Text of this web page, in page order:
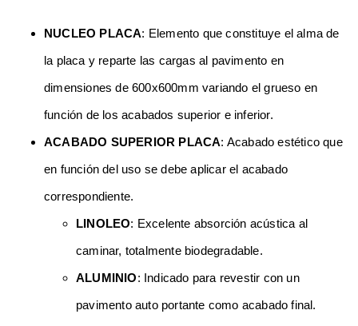
NUCLEO PLACA: Elemento que constituye el alma de
la placa y reparte las cargas al pavimento en
dimensiones de 600x600mm variando el grueso en
función de los acabados superior e inferior.
ACABADO SUPERIOR PLACA: Acabado estético que
en función del uso se debe aplicar el acabado
correspondiente.
LINOLEO: Excelente absorción acústica al
caminar, totalmente biodegradable.
ALUMINIO: Indicado para revestir con un
pavimento auto portante como acabado final.